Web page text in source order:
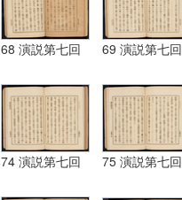
68 演説第七回 69 演説第七回
74 演説第七回 75 演説第七回